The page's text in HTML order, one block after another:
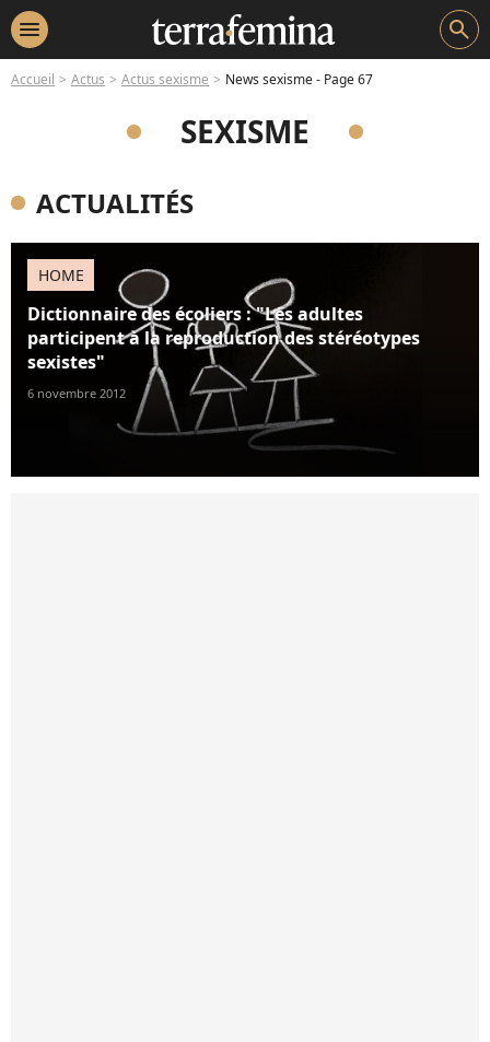
menu search
Accueil Actus Actus sexisme News sexisme - Page 67
SEXISME
ACTUALITÉS
HOME
Dictionnaire des écoliers : "Les adultes
participent à la reproduction des stéréotypes
sexistes"
6 novembre 2012